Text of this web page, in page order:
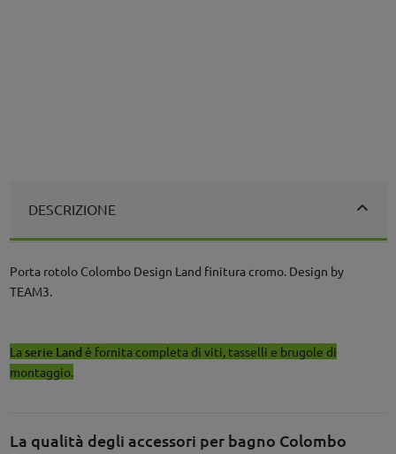
DESCRIZIONE
Porta rotolo Colombo Design Land finitura cromo. Design by
TEAM3.
La serie Land è fornita completa di viti, tasselli e brugole di
montaggio.
La qualità degli accessori per bagno Colombo